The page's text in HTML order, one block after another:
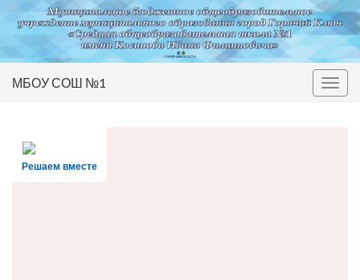
Вкл/
МБОУ СОШ №1
Решаем вместе